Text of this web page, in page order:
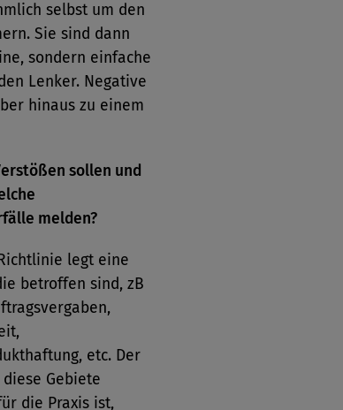
selbst um den
Sie sind dann
sondern einfache
Lenker. Negative
hinaus zu einem
sollen und
melden?
legt eine
betroffen sind, zB
etc. Der
Gebiete
die Praxis ist,